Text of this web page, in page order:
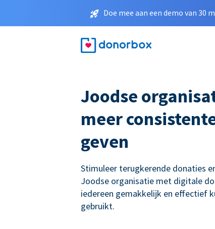
Doe mee aan een demo van 30
Joodse
meer
geven
Stimuleer terugkerende donaties
Joodse organisatie met digitale
iedereen gemakkelijk en effectief
gebruikt.